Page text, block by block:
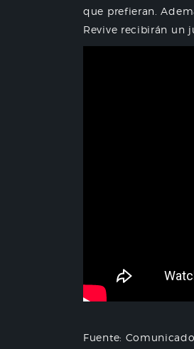
que prefieran.
Revive recibirán un
Fuente: Comunicado